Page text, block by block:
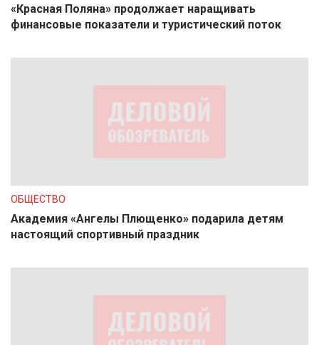
«Красная Поляна» продолжает наращивать
финансовые показатели и туристический поток
ОБЩЕСТВО
Академия «Ангелы Плющенко» подарила детям
настоящий спортивный праздник